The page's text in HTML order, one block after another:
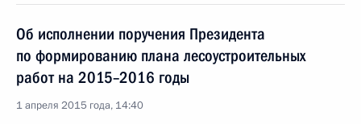
Об исполнении поручения Президента
по формированию плана лесоустроительных
работ на 2015–2016 годы
1 апреля 2015 года, 14:40